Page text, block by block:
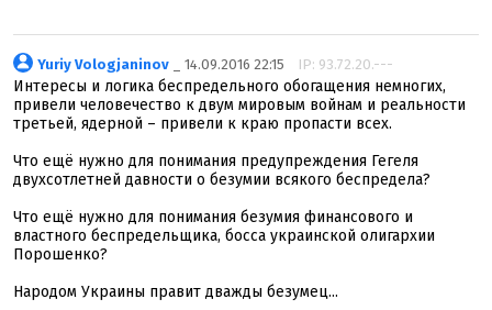
Yuriy Vologjaninov _ 14.09.2016 22:15 IP: 93.72.20.---
Интересы и логика беспредельного обогащения немногих,
привели человечество к двум мировым войнам и реальности
третьей, ядерной – привели к краю пропасти всех.
Что ещё нужно для понимания предупреждения Гегеля
двухсотлетней давности о безумии всякого беспредела?
Что ещё нужно для понимания безумия финансового и
властного беспредельщика, босса украинской олигархии
Порошенко?
Народом Украины правит дважды безумец...